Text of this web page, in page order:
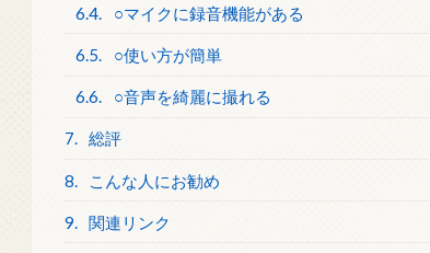
6.4. ○マイクに録音機能がある
6.5. ○使い方が簡単
6.6. ○音声を綺麗に撮れる
7. 総評
8. こんな人にお勧め
9. 関連リンク